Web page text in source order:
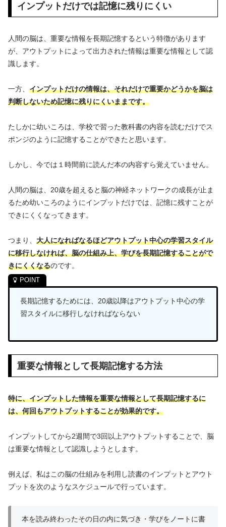
インプットだけでは記憶に残りにくい
人間の脳は、重要な情報を長期記憶するという特徴があります
が、アウトプットによって出力された情報は重要な情報として認
識します。
一方、 インプットだけの情報は、それだけで重要かどうかを脳は
判断しないため記憶に残りにくいままです。
たしかに幼いころは、学校で習った教科書の内容を読むだけでス
ポンジのように記憶することができたと思います。
しかし、今では１時間前に読んだ本の内容すら覚えていません。
人間の脳は、20歳を超えると脳の神経ネットワークの成長が止ま
るため幼いころのようにインプットだけでは、記憶に残すことが
できにくくなってきます。
つまり、 大人になればなるほどアウトプット中心の学習スタイル
に移行しなければ、脳の仕組み上、学びを長期記憶することがで
きにくくなるのです。
長期記憶するためには、20歳以降はアウトプット中心の学
習スタイルに移行しなければならない
重要な情報として長期記憶する方法
特に、インプットした情報を重要な情報として長期記憶するに
は、何回もアウトプットすることが効果的です。
インプットしてから2週間で3回以上アウトプットすることで、脳
は重要な情報として認識しようとします。
例えば、私はこの脳の仕組みを利用し読書のインプットとアウト
プットを次のようなスケジュールで行っています。
本を読み終わったその日の内に気づき・学びをノートに書